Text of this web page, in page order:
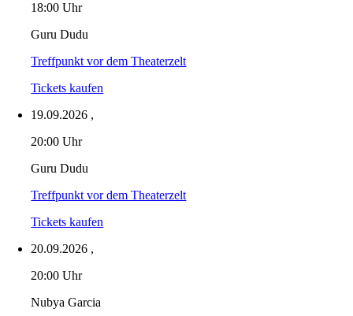
18:00 Uhr
Guru Dudu
Treffpunkt vor dem Theaterzelt
Tickets kaufen
19.09.2026 ,
20:00 Uhr
Guru Dudu
Treffpunkt vor dem Theaterzelt
Tickets kaufen
20.09.2026 ,
20:00 Uhr
Nubya Garcia